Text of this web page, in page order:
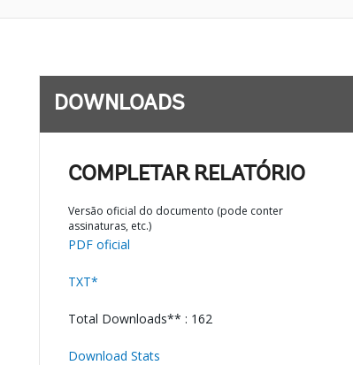
DOWNLOADS
COMPLETAR RELATÓRIO
Versão oficial do documento (pode conter
assinaturas, etc.)
PDF oficial
TXT*
Total Downloads** : 162
Download Stats